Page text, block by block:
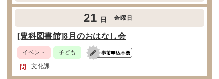
21 日 金曜日
[豊科図書館]8月のおはなし会
イベント 子ども
文化課